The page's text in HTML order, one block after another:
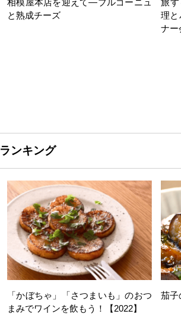
相模屋本店を迎えて―ブルゴーニュ
と熟成チーズ
旅
理と
ナー
ランキング
「かぼちゃ」「さつまいも」のおつ
まみでワインを飲もう！【2022】
茄子